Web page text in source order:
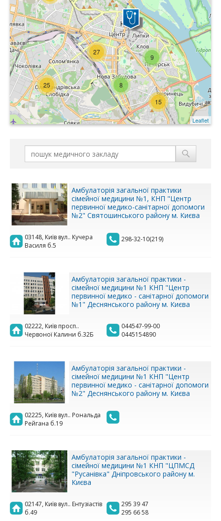
25
15
8
27
9
Leaflet
Амбулаторія загальної практики
сімейної медицини №1, КНП "Центр
первинної медико-санітарної допомоги
№2" Святошинського району м. Києва
03148, Київ вул.. Кучера
Василя б.5
298-32-10(219)
Амбулаторія загальної практики -
сімейної медицини №1 КНП "Центр
первинної медико - санітарної допомоги
№1" Деснянського району м. Києва
02222, Київ просп..
Червоної Калини б.32Б
044547-99-00
0445154890
Амбулаторія загальної практики -
сімейної медицини №1 КНП "Центр
первинної медико - санітарної допомоги
№2" Деснянського району м. Києва
02225, Київ вул.. Рональда
Рейгана б.19
Амбулаторія загальної практики -
сімейної медицини №1 КНП "ЦПМСД
"Русанівка" Дніпровського району м.
Києва
02147, Київ вул.. Ентузіастів
б.49
295 39 47
295 66 58